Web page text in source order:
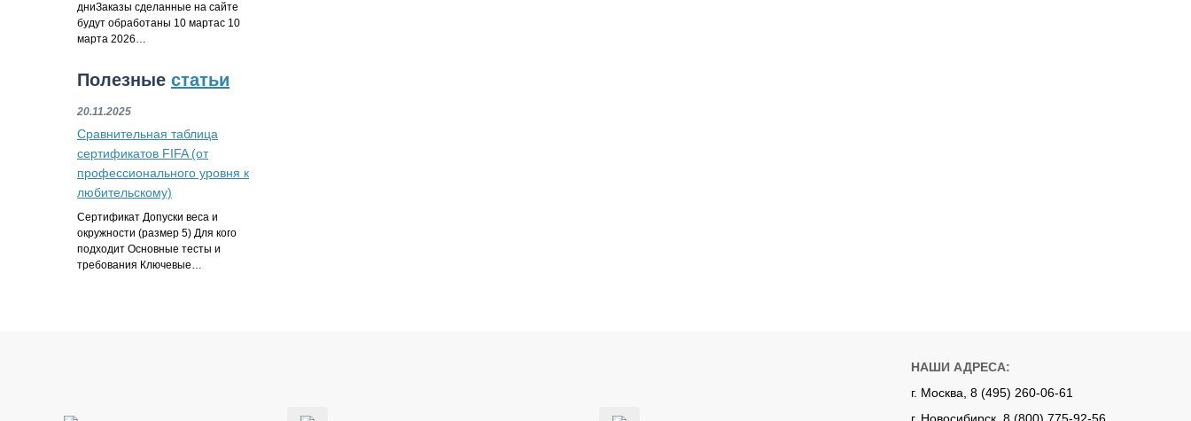
дниЗаказы сделанные на сайте
будут обработаны 10 мартас 10
марта 2026…
Полезные статьи
20.11.2025
Сравнительная таблица
сертификатов FIFA (от
профессионального уровня к
любительскому)
Сертификат Допуски веса и
окружности (размер 5) Для кого
подходит Основные тесты и
требования Ключевые…
НАШИ АДРЕСА:
г. Москва, 8 (495) 260-06-61